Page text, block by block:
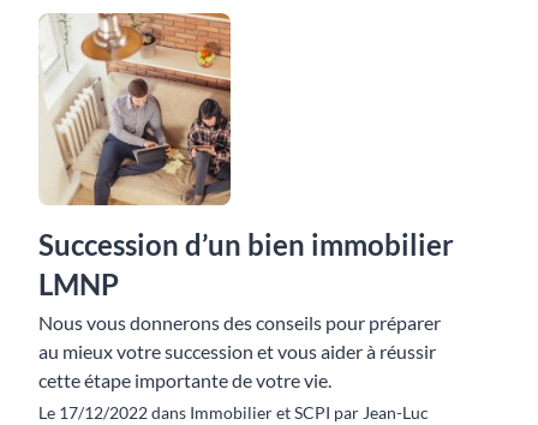
Succession d’un bien immobilier
LMNP
Nous vous donnerons des conseils pour préparer
au mieux votre succession et vous aider à réussir
cette étape importante de votre vie.
Le 17/12/2022 dans Immobilier et SCPI par Jean-Luc